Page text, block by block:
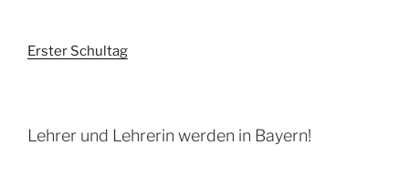
Erster Schultag
Lehrer und Lehrerin werden in Bayern!